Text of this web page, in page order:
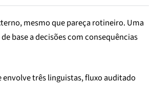
mesmo que pareça rotineiro. Uma
base a decisões com consequências
envolve três linguistas, fluxo auditado